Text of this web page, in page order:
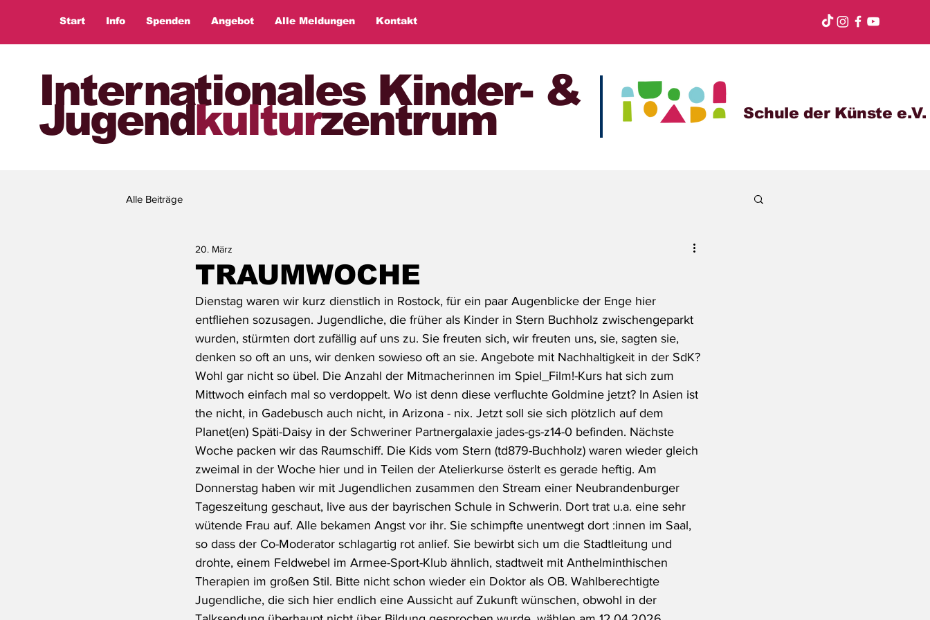
Start Info Spenden Angebot Alle Meldungen Kontakt
Internationales Kinder- &
Jugendkulturzentrum Schule der Künste e.V.
Alle Beiträge
TRAUMWOCHE
20. März
Dienstag waren wir kurz dienstlich in Rostock, für ein paar Augenblicke der Enge hier
entfliehen sozusagen. Jugendliche, die früher als Kinder in Stern Buchholz zwischengeparkt
wurden, stürmten dort zufällig auf uns zu. Sie freuten sich, wir freuten uns, sie, sagten sie,
denken so oft an uns, wir denken sowieso oft an sie. Angebote mit Nachhaltigkeit in der SdK?
Wohl gar nicht so übel. Die Anzahl der Mitmacherinnen im Spiel_Film!-Kurs hat sich zum
Mittwoch einfach mal so verdoppelt. Wo ist denn diese verfluchte Goldmine jetzt? In Asien ist
the nicht, in Gadebusch auch nicht, in Arizona - nix. Jetzt soll sie sich plötzlich auf dem
Planet(en) Späti-Daisy in der Schweriner Partnergalaxie jades-gs-z14-0 befinden. Nächste
Woche packen wir das Raumschiff. Die Kids vom Stern (td879-Buchholz) waren wieder gleich
zweimal in der Woche hier und in Teilen der Atelierkurse österlt es gerade heftig. Am
Donnerstag haben wir mit Jugendlichen zusammen den Stream einer Neubrandenburger
Tageszeitung geschaut, live aus der bayrischen Schule in Schwerin. Dort trat u.a. eine sehr
wütende Frau auf. Alle bekamen Angst vor ihr. Sie schimpfte unentwegt dort :innen im Saal,
so dass der Co-Moderator schlagartig rot anlief. Sie bewirbt sich um die Stadtleitung und
drohte, einem Feldwebel im Armee-Sport-Klub ähnlich, stadtweit mit Anthelminthischen
Therapien im großen Stil. Bitte nicht schon wieder ein Doktor als OB. Wahlberechtigte
Jugendliche, die sich hier endlich eine Aussicht auf Zukunft wünschen, obwohl in der